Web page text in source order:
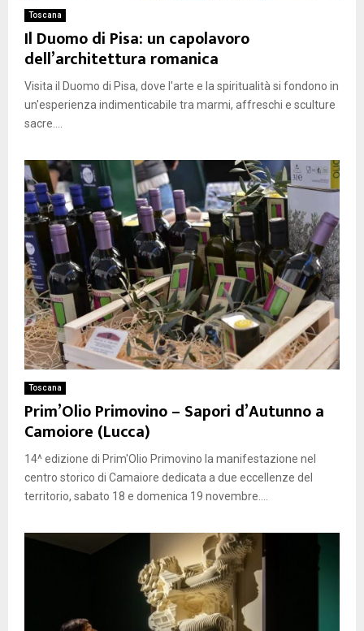
Toscana
Il Duomo di Pisa: un capolavoro
dell’architettura romanica
Visita il Duomo di Pisa, dove l'arte e la spiritualità si fondono in
un'esperienza indimenticabile tra marmi, affreschi e sculture
sacre....
Toscana
Prim’Olio Primovino – Sapori d’Autunno a
Camoiore (Lucca)
14^ edizione di Prim'Olio Primovino la manifestazione nel
centro storico di Camaiore dedicata a due eccellenze del
territorio, sabato 18 e domenica 19 novembre....